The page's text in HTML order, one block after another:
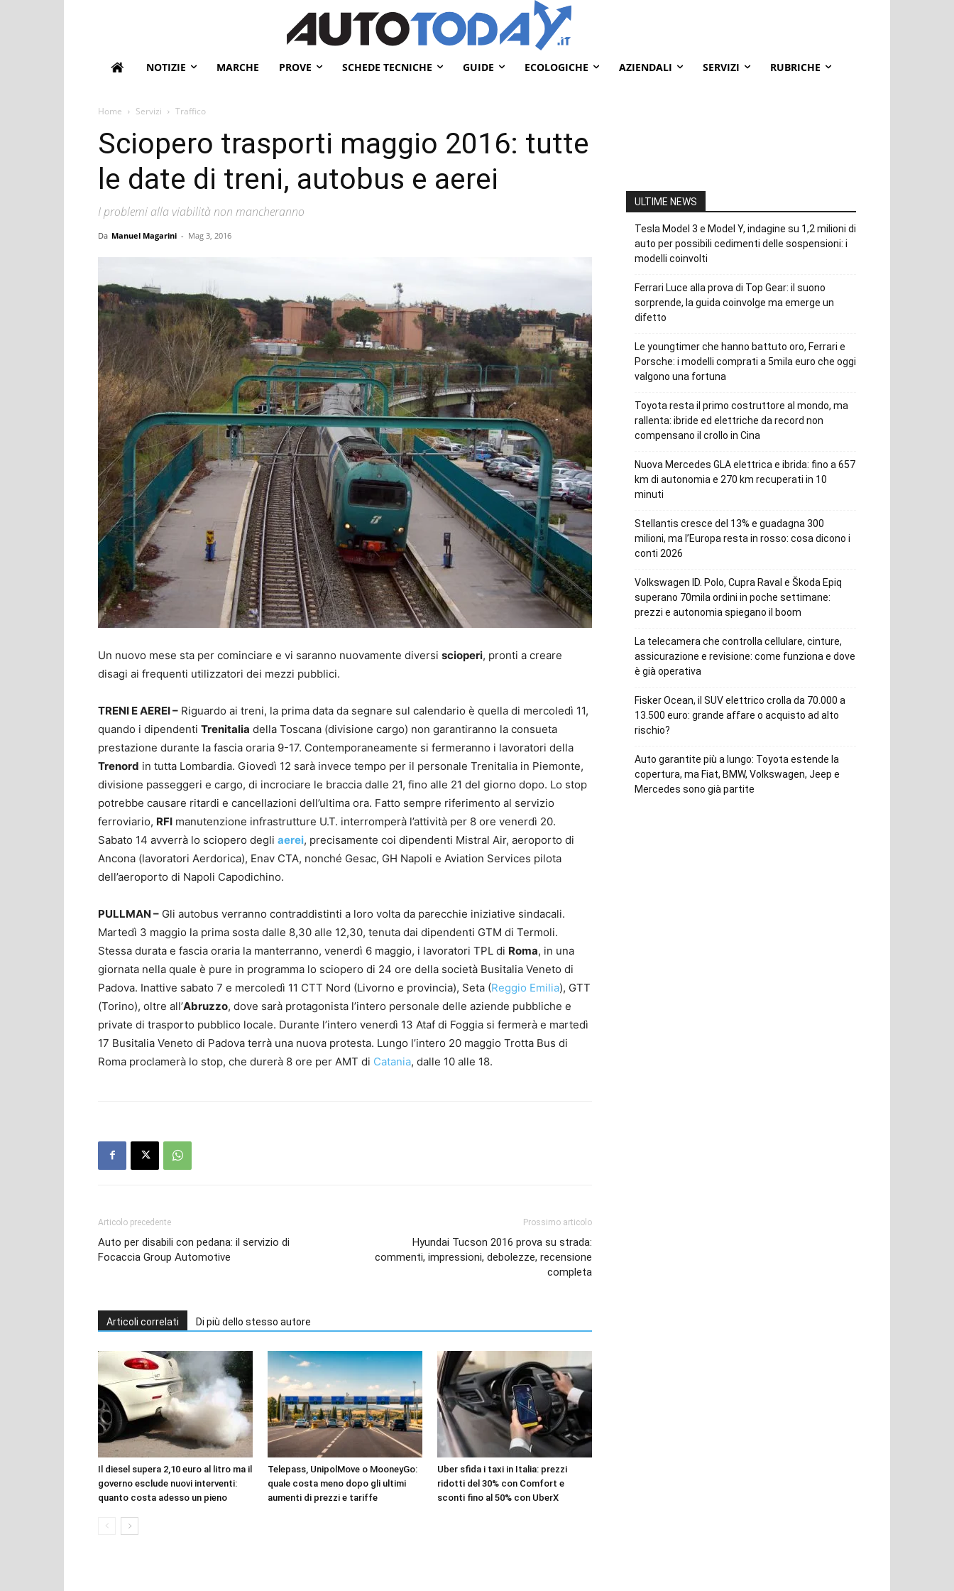
NOTIZIE MARCHE PROVE SCHEDE TECNICHE GUIDE ECOLOGICHE AZIENDALI SERVIZI RUBRICHE
Home Servizi Traffico
Sciopero trasporti maggio 2016: tutte
le date di treni, autobus e aerei
I problemi alla viabilità non mancheranno
Da Manuel Magarini - Mag 3, 2016
Un nuovo mese sta per cominciare e vi saranno nuovamente diversi scioperi, pronti a creare
disagi ai frequenti utilizzatori dei mezzi pubblici.
TRENI E AEREI – Riguardo ai treni, la prima data da segnare sul calendario è quella di mercoledì 11,
quando i dipendenti Trenitalia della Toscana (divisione cargo) non garantiranno la consueta
prestazione durante la fascia oraria 9-17. Contemporaneamente si fermeranno i lavoratori della
Trenord in tutta Lombardia. Giovedì 12 sarà invece tempo per il personale Trenitalia in Piemonte,
divisione passeggeri e cargo, di incrociare le braccia dalle 21, fino alle 21 del giorno dopo. Lo stop
potrebbe causare ritardi e cancellazioni dell’ultima ora. Fatto sempre riferimento al servizio
ferroviario, RFI manutenzione infrastrutture U.T. interromperà l’attività per 8 ore venerdì 20.
Sabato 14 avverrà lo sciopero degli aerei, precisamente coi dipendenti Mistral Air, aeroporto di
Ancona (lavoratori Aerdorica), Enav CTA, nonché Gesac, GH Napoli e Aviation Services pilota
dell’aeroporto di Napoli Capodichino.
PULLMAN – Gli autobus verranno contraddistinti a loro volta da parecchie iniziative sindacali.
Martedì 3 maggio la prima sosta dalle 8,30 alle 12,30, tenuta dai dipendenti GTM di Termoli.
Stessa durata e fascia oraria la manterranno, venerdì 6 maggio, i lavoratori TPL di Roma, in una
giornata nella quale è pure in programma lo sciopero di 24 ore della società Busitalia Veneto di
Padova. Inattive sabato 7 e mercoledì 11 CTT Nord (Livorno e provincia), Seta (Reggio Emilia), GTT
(Torino), oltre all’Abruzzo, dove sarà protagonista l’intero personale delle aziende pubbliche e
private di trasporto pubblico locale. Durante l’intero venerdì 13 Ataf di Foggia si fermerà e martedì
17 Busitalia Veneto di Padova terrà una nuova protesta. Lungo l’intero 20 maggio Trotta Bus di
Roma proclamerà lo stop, che durerà 8 ore per AMT di Catania, dalle 10 alle 18.
Articolo precedente
Auto per disabili con pedana: il servizio di
Focaccia Group Automotive
Prossimo articolo
Hyundai Tucson 2016 prova su strada:
commenti, impressioni, debolezze, recensione
completa
Articoli correlati Di più dello stesso autore
Il diesel supera 2,10 euro al litro ma il
governo esclude nuovi interventi:
quanto costa adesso un pieno
Telepass, UnipolMove o MooneyGo:
quale costa meno dopo gli ultimi
aumenti di prezzi e tariffe
Uber sfida i taxi in Italia: prezzi
ridotti del 30% con Comfort e
sconti fino al 50% con UberX
ULTIME NEWS
Tesla Model 3 e Model Y, indagine su 1,2 milioni di
auto per possibili cedimenti delle sospensioni: i
modelli coinvolti
Ferrari Luce alla prova di Top Gear: il suono
sorprende, la guida coinvolge ma emerge un
difetto
Le youngtimer che hanno battuto oro, Ferrari e
Porsche: i modelli comprati a 5mila euro che oggi
valgono una fortuna
Toyota resta il primo costruttore al mondo, ma
rallenta: ibride ed elettriche da record non
compensano il crollo in Cina
Nuova Mercedes GLA elettrica e ibrida: fino a 657
km di autonomia e 270 km recuperati in 10
minuti
Stellantis cresce del 13% e guadagna 300
milioni, ma l’Europa resta in rosso: cosa dicono i
conti 2026
Volkswagen ID. Polo, Cupra Raval e Škoda Epiq
superano 70mila ordini in poche settimane:
prezzi e autonomia spiegano il boom
La telecamera che controlla cellulare, cinture,
assicurazione e revisione: come funziona e dove
è già operativa
Fisker Ocean, il SUV elettrico crolla da 70.000 a
13.500 euro: grande affare o acquisto ad alto
rischio?
Auto garantite più a lungo: Toyota estende la
copertura, ma Fiat, BMW, Volkswagen, Jeep e
Mercedes sono già partite